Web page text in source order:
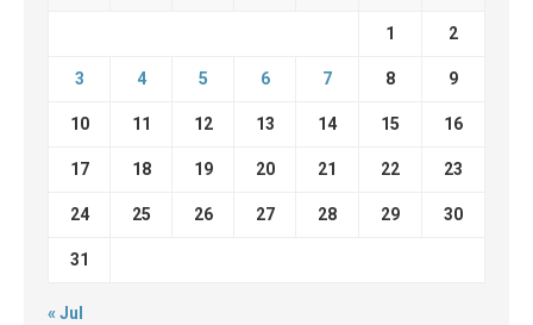
1 2
3 4 5 6 7 8 9
10 11 12 13 14 15 16
17 18 19 20 21 22 23
24 25 26 27 28 29 30
31
« Jul